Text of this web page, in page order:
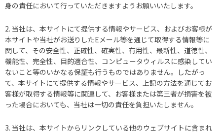
身の責任において行っていただきますようお願いいたします。
2. 当社は、本サイトにて提供する情報やサービス、およびお客様が
本サイトや当社がお送りしたEメール等を通じて取得する情報等に
関して、その安全性、正確性、確実性、有用性、最新性、道徳性、
機能性、完全性、目的適合性、コンピュータウィルスに感染してい
ないこと等のいかなる保証も行うものではありません。したがっ
て、本サイトにて提供する情報やサービス、上記の方法を通じてお
客様が取得する情報等に関連して、お客様または第三者が損害を被
った場合においても、当社は一切の責任を負担いたしません。
3. 当社は、本サイトからリンクしている他のウェブサイトに含まれ